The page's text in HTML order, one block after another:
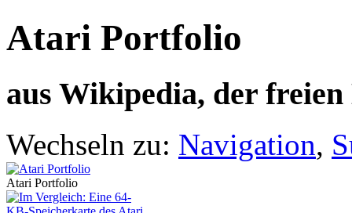
Atari Portfolio
aus Wikipedia, der
Wechseln zu: Navigation,
Atari Portfolio